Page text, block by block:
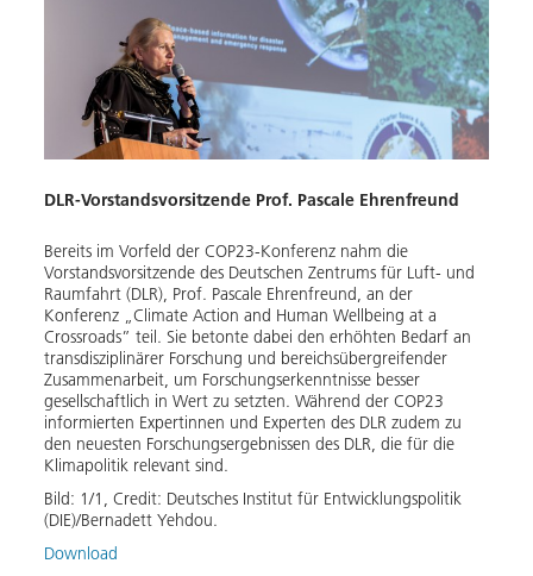
DLR-Vorstandsvorsitzende Prof. Pascale Ehrenfreund
Bereits im Vorfeld der COP23-Konferenz nahm die
Vorstandsvorsitzende des Deutschen Zentrums für Luft- und
Raumfahrt (DLR), Prof. Pascale Ehrenfreund, an der
Konferenz „Climate Action and Human Wellbeing at a
Crossroads” teil. Sie betonte dabei den erhöhten Bedarf an
transdisziplinärer Forschung und bereichsübergreifender
Zusammenarbeit, um Forschungserkenntnisse besser
gesellschaftlich in Wert zu setzten. Während der COP23
informierten Expertinnen und Experten des DLR zudem zu
den neuesten Forschungsergebnissen des DLR, die für die
Klimapolitik relevant sind.
Bild: 1/1 , Credit: Deutsches Institut für Entwicklungspolitik
(DIE)/Bernadett Yehdou.
Download